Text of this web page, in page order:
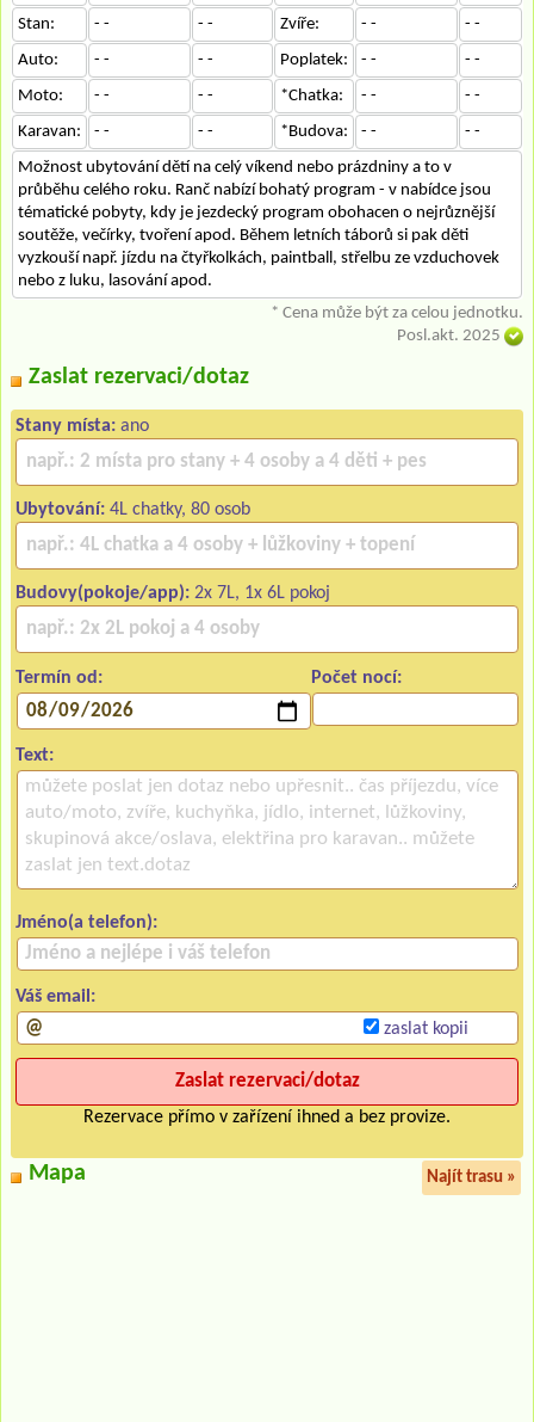
Stan:
- - - - Zvíře: - -
- -
Auto:
- - - - Poplatek: - -
- -
Moto:
- - - - *Chatka: - -
- -
Karavan:
- - - - *Budova: - -
- -
Možnost ubytování dětí na celý víkend nebo prázdniny a to v
průběhu celého roku. Ranč nabízí bohatý program - v nabídce jsou
tématické pobyty, kdy je jezdecký program obohacen o nejrůznější
soutěže, večírky, tvoření apod. Během letních táborů si pak děti
vyzkouší např. jízdu na čtyřkolkách, paintball, střelbu ze vzduchovek
nebo z luku, lasování apod.
* Cena může být za celou jednotku.
Posl.akt. 2025
Zaslat rezervaci/dotaz
Stany místa: ano
Ubytování: 4L chatky, 80 osob
Budovy(pokoje/app): 2x 7L, 1x 6L pokoj
Termín od: Počet nocí:
Text:
Jméno(a telefon):
Váš email:
zaslat kopii
Rezervace přímo v zařízení ihned a bez provize.
Mapa Najít trasu »